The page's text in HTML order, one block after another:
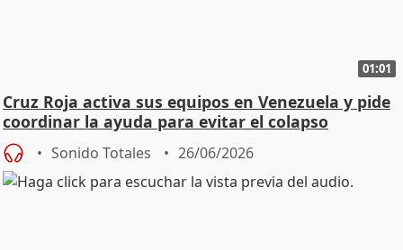
01:01
Cruz Roja activa sus equipos en Venezuela y pide
coordinar la ayuda para evitar el colapso
Sonido Totales 26/06/2026